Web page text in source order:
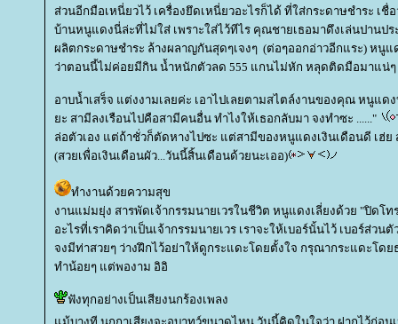
ส่วนอีกมือเหนี่ยวไว้ เครื่องยึดเหนี่ยวอะไรก็ได้ ที่ใส่กระดาษชำระ เชื่
บ้านหนูแดงนี่ล่ะที่ไม่ใส่ เพราะใส่ไว้ทีไร คุณชายเธอมาดึงเล่นปานป
ผลิตกระดาษชำระ ล้างผลาญกันสุดๆเจงๆ (ต่อๆออกอ่าวอีกแระ) หนู
ว่าตอนนี้ไม่ค่อยมีกิน น้ำหนักตัวลด 555 แกนไม่หัก หลุดติดมือมาแน่ๆ
อาบน้ำเสร็จ แต่งงามเลยค่ะ เอาไปเลยตามสไตล์งานของคุณ หนูแด
ะ สามีลงเรือนไปคือสามีคนอื่น ทำไงให้เธอกลับมา จงทำซะ ......"
ล่อตัวเอง แต่ถ้าชั่วก็ตัดหางไปซะ แต่สามีของหนูแดงเงินเดือนดี เฮ่ย
(สวยเพื่อเงินเดือนผัว...วันนี้สิ้นเดือนด้วยนะเออ)
ทำงานด้วยความสุข
งานแม่มยุ่ง สารพัดเจ้ากรรมนายเวรในชีวิต หนูแดงเลี่ยงด้วย "ปิดโท
อะไรที่เราคิดว่าเป็นเจ้ากรรมนายเวร เราจะให้เบอร์นั้นไว้ เบอร์ส่วน
จงมีท่าสวยๆ ว่างฝึกไว้อย่าให้ดูกระแดะโดยตั้งใจ กรุณากระแดะโดย
ทำน้อยๆ แต่พองาม อิอิ
ฟังทุกอย่างเป็นเสียงนกร้องเพลง